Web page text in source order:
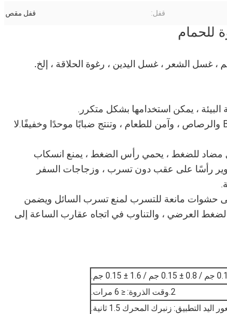
قفل: قفل مقص
غسل الشعر ، غسل اليدين ، رغوة الحلاقة ، إلخ.
رشاشاتنا البديلة مصنوعة من بلاستيك PP عالي الجودة ، بدون BPA والرصاص ، وآمن للطعام ، وتنتج ضبابًا موحدًا وخفيفًا.لا
مضاد للضغط ، يحمي رأس الضغط ، يمنع انسكاب
رأسًا على عقب دون تسرب ، وزجاجات السفر
حشوات مانعة للتسرب لمنع تسرب السائل ويضمن
العرضي ، والتناوب في اتجاه عقارب الساعة إلى
2. وقت الذروة: ≤ 6 مرات.